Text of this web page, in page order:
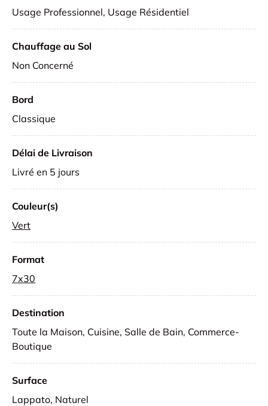
Usage Professionnel, Usage Résidentiel
Chauffage au Sol
Non Concerné
Bord
Classique
Délai de Livraison
Livré en 5 jours
Couleur(s)
Vert
Format
7x30
Destination
Toute la Maison, Cuisine, Salle de Bain, Commerce-
Boutique
Surface
Lappato, Naturel